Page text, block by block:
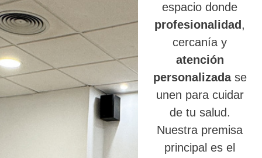
espacio donde
profesionalidad ,
cercanía y
atención
personalizadase
unen para cuidar
de tu salud.
Nuestra premisa
principal es el